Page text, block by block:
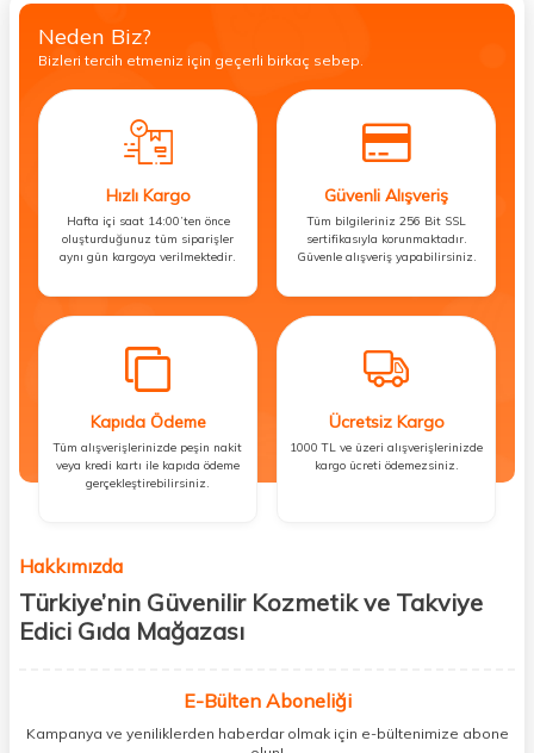
Neden Biz?
Bizleri tercih etmeniz için geçerli birkaç sebep.
Hızlı Kargo
Hafta içi saat 14:00’ten önce
oluşturduğunuz tüm siparişler
aynı gün kargoya verilmektedir.
Güvenli Alışveriş
Tüm bilgileriniz 256 Bit SSL
sertifikasıyla korunmaktadır.
Güvenle alışveriş yapabilirsiniz.
Kapıda Ödeme
Tüm alışverişlerinizde peşin nakit
veya kredi kartı ile kapıda ödeme
gerçekleştirebilirsiniz.
Ücretsiz Kargo
1000 TL ve üzeri alışverişlerinizde
kargo ücreti ödemezsiniz.
Hakkımızda
Türkiye’nin Güvenilir Kozmetik ve Takviye
Edici Gıda Mağazası
kişisel bakım hem de takviye edici gıda ürünlerini sizlerle
buluşturuyoruz. Artık mağaza mağaza dolaşmanıza gerek yok;
ihtiyacınız olan her şeyi tek bir çatı altında topluyor ve kapınıza kadar
E-Bülten Aboneliği
Kampanya ve yeniliklerden haberdar olmak için e-bültenimize abone